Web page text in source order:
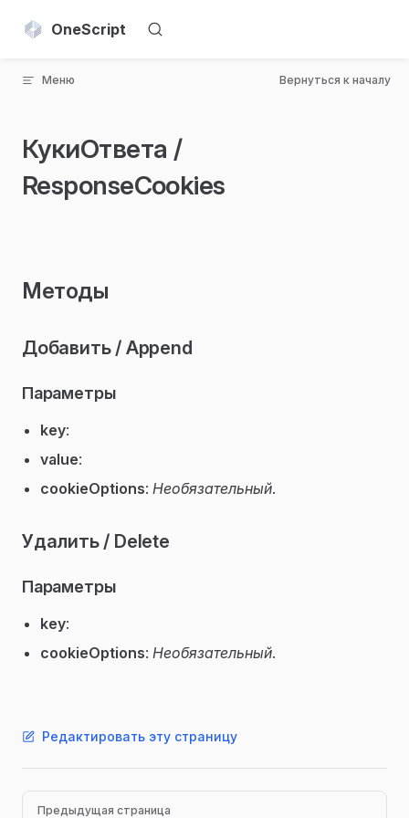
Skip to content
OneScript
Меню Вернуться к началу
КукиОтвета /
ResponseCookies
Методы
Добавить / Append
Параметры
key:
value:
cookieOptions: Необязательный.
Удалить / Delete
Параметры
key:
cookieOptions: Необязательный.
Редактировать эту страницу
Pager
Предыдущая страница